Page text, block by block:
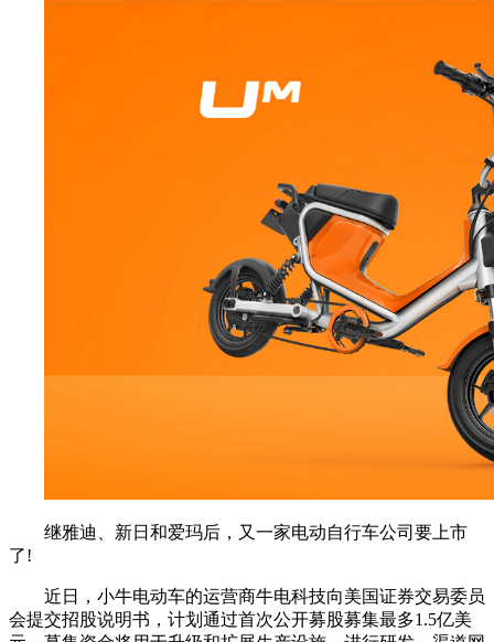
继雅迪、新日和爱玛后，又一家电动自行车公司要上市
了!
近日，小牛电动车的运营商牛电科技向美国证券交易委员
会提交招股说明书，计划通过首次公开募股募集最多1.5亿美